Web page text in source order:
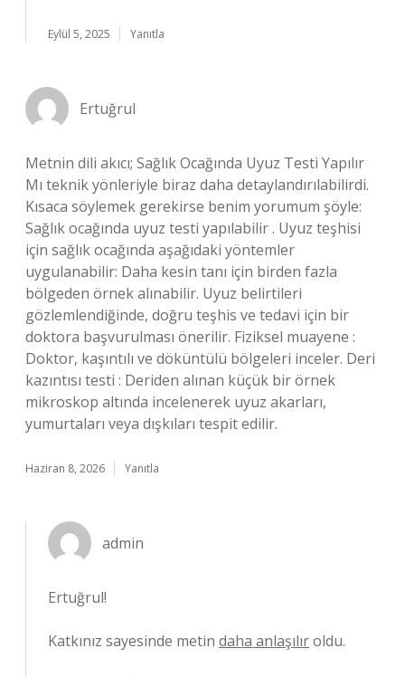
Eylül 5, 2025 Yanıtla
Ertuğrul
Metnin dili akıcı; Sağlık Ocağında Uyuz Testi Yapılır
Mı teknik yönleriyle biraz daha detaylandırılabilirdi.
Kısaca söylemek gerekirse benim yorumum şöyle:
Sağlık ocağında uyuz testi yapılabilir . Uyuz teşhisi
için sağlık ocağında aşağıdaki yöntemler
uygulanabilir: Daha kesin tanı için birden fazla
bölgeden örnek alınabilir. Uyuz belirtileri
gözlemlendiğinde, doğru teşhis ve tedavi için bir
doktora başvurulması önerilir. Fiziksel muayene :
Doktor, kaşıntılı ve döküntülü bölgeleri inceler. Deri
kazıntısı testi : Deriden alınan küçük bir örnek
mikroskop altında incelenerek uyuz akarları,
yumurtaları veya dışkıları tespit edilir.
Haziran 8, 2026 Yanıtla
admin
Ertuğrul!
Katkınız sayesinde metin daha anlaşılıroldu.